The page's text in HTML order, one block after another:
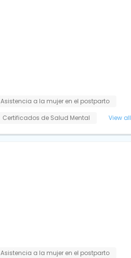
Asistencia a la mujer en el postparto
Certificados de Salud Mental View all
Asistencia a la mujer en el postparto